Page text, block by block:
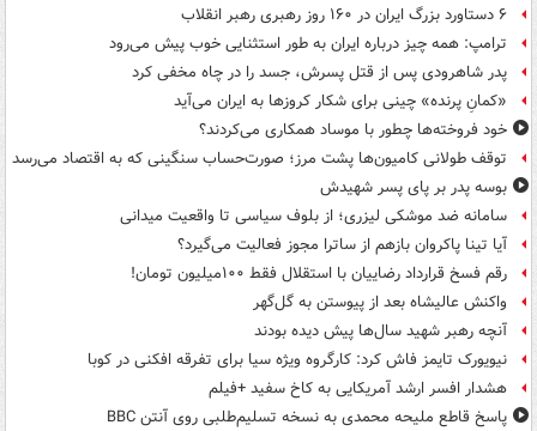
۶ دستاورد بزرگ ایران در ۱۶۰ روز رهبری رهبر انقلاب
ترامپ: همه چیز درباره ایران به طور استثنایی خوب پیش می‌رود
پدر شاهرودی پس از قتل پسرش، جسد را در چاه مخفی کرد
«کمانِ پرنده» چینی برای شکار کروزها به ایران می‌آید
خود فروخته‌ها چطور با موساد همکاری می‌کردند؟
توقف طولانی کامیون‌ها پشت مرز؛ صورت‌حساب سنگینی که به اقتصاد می‌رسد
بوسه‌ پدر بر پای پسر شهیدش
سامانه ضد موشکی لیزری؛ از بلوف سیاسی تا واقعیت میدانی
آیا تینا پاکروان بازهم از ساترا مجوز فعالیت می‌گیرد؟
رقم فسخ قرارداد رضاییان با استقلال فقط ۱۰۰میلیون تومان!
واکنش عالیشاه بعد از پیوستن به گل‌گهر
آنچه رهبر شهید سال‌ها پیش دیده بودند
نیویورک تایمز فاش کرد: کارگروه ویژه سیا برای تفرقه افکنی در کوبا
هشدار افسر ارشد آمریکایی به کاخ سفید +فیلم
پاسخ قاطع ملیحه محمدی به نسخه تسلیم‌طلبی روی آنتن BBC